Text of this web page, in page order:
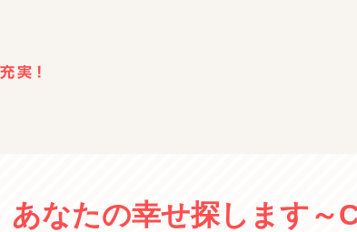
あなたの幸せ探します～